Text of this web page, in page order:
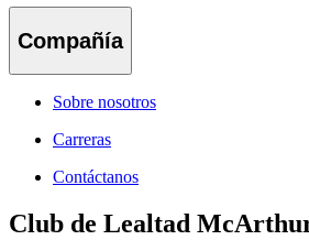
Compañía
Sobre nosotros
Carreras
Contáctanos
Club de Lealtad